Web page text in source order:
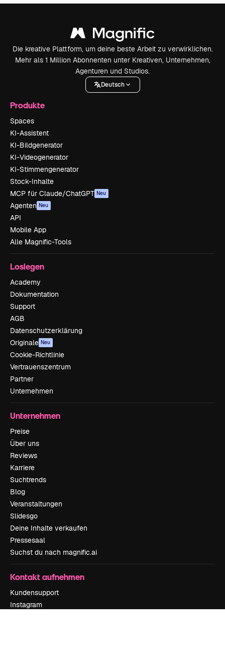
Die kreative Plattform, um deine beste Arbeit zu verwirklichen.
Mehr als 1 Million Abonnenten unter Kreativen, Unternehmen,
Agenturen und Studios.
Deutsch
Produkte
Spaces
KI-Assistent
KI-Bildgenerator
KI-Videogenerator
KI-Stimmengenerator
Stock-Inhalte
MCP für Claude/ChatGPT Neu
Agenten Neu
API
Mobile App
Alle Magnific-Tools
Loslegen
Academy
Dokumentation
Support
AGB
Datenschutzerklärung
Originale Neu
Cookie-Richtlinie
Vertrauenszentrum
Partner
Unternehmen
Unternehmen
Preise
Über uns
Reviews
Karriere
Suchtrends
Blog
Veranstaltungen
Slidesgo
Deine Inhalte verkaufen
Pressesaal
Suchst du nach magnific.ai
Kontakt aufnehmen
Kundensupport
Instagram